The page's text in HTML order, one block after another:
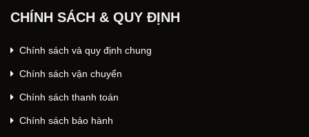
CHÍNH SÁCH & QUY ĐỊNH
Chính sách và quy định chung
Chính sách vận chuyển
Chính sách thanh toán
Chính sách bảo hành